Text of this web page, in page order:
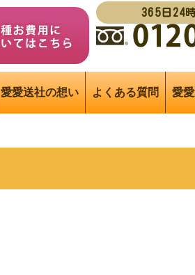
365日24
愛愛送社の想い よくある質問 愛